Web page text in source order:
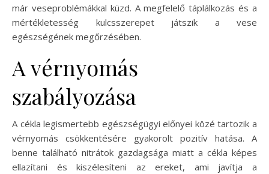
már veseproblémákkal küzd. A megfelelő táplálkozás és a
mértékletesség kulcsszerepet játszik a vese
egészségének megőrzésében.
A vérnyomás
szabályozása
A cékla legismertebb egészségügyi előnyei közé tartozik a
vérnyomás csökkentésére gyakorolt pozitív hatása. A
benne található nitrátok gazdagsága miatt a cékla képes
ellazítani és kiszélesíteni az ereket, ami javítja a